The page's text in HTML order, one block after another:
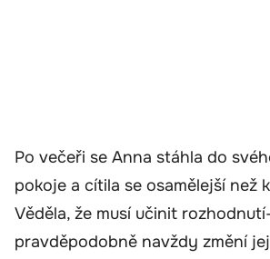
Po večeři se Anna stáhla do
pokoje a cítila se osamělejší než
Věděla, že musí učinit
pravděpodobně navždy změní